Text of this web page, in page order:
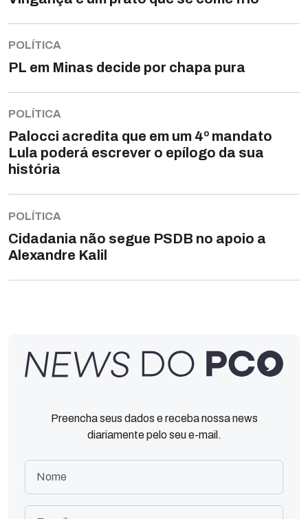
POLÍTICA
PL em Minas decide por chapa pura
POLÍTICA
Palocci acredita que em um 4º mandato
Lula poderá escrever o epílogo da sua
história
POLÍTICA
Cidadania não segue PSDB no apoio a
Alexandre Kalil
Preencha seus dados e receba nossa news
diariamente pelo seu e-mail.